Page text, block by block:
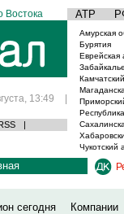
Востока АТР
13:49 |
|
Амурская
Бурятия
Еврейская
Чукотский
сегодня
Компании